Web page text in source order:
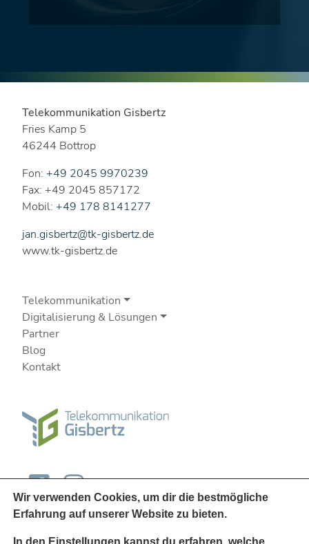
Telekommunikation Gisbertz
Fries Kamp 5
46244 Bottrop
Fon: +49 2045 9970239
Fax: +49 2045 857172
Mobil: +49 178 8141277
jan.gisbertz@tk-gisbertz.de
www.tk-gisbertz.de
Telekommunikation
Digitalisierung & Lösungen
Partner
Blog
Kontakt
Wir verwenden Cookies, um dir die bestmögliche
Erfahrung auf unserer Website zu bieten.
In den Einstellungen kannst du erfahren, welche